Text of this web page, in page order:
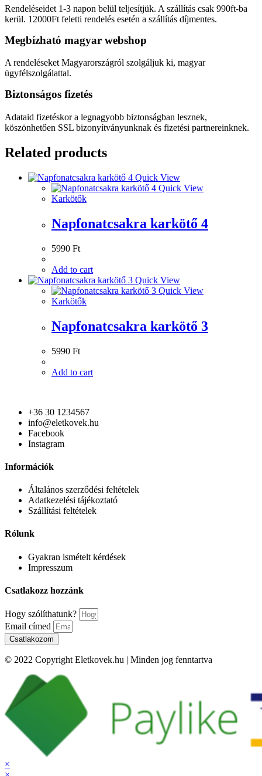
Rendeléseidet 1-3 napon belül teljesítjük. A szállítás csak 990ft-ba
kerül. 12000Ft feletti rendelés esetén a szállítás díjmentes.
Megbízható magyar webshop
A rendeléseket Magyarországról szolgáljuk ki, magyar
ügyfélszolgálattal.
Biztonságos fizetés
Adataid fizetéskor a legnagyobb biztonságban lesznek,
köszönhetően SSL bizonyítványunknak és fizetési partnereinknek.
Related products
Quick View
Quick View
Karkötők
Napfonatcsakra karkötő 4
5990 Ft
Add to cart
Quick View
Quick View
Karkötők
Napfonatcsakra karkötő 3
5990 Ft
Add to cart
+36 30 1234567
info@eletkovek.hu
Facebook
Instagram
Információk
Általános szerződési feltételek
Adatkezelési tájékoztató
Szállítási feltételek
Rólunk
Gyakran ismételt kérdések
Impresszum
Csatlakozz hozzánk
Hogy szólíthatunk?
Email címed
Csatlakozom
© 2022 Copyright Eletkovek.hu | Minden jog fenntartva
×